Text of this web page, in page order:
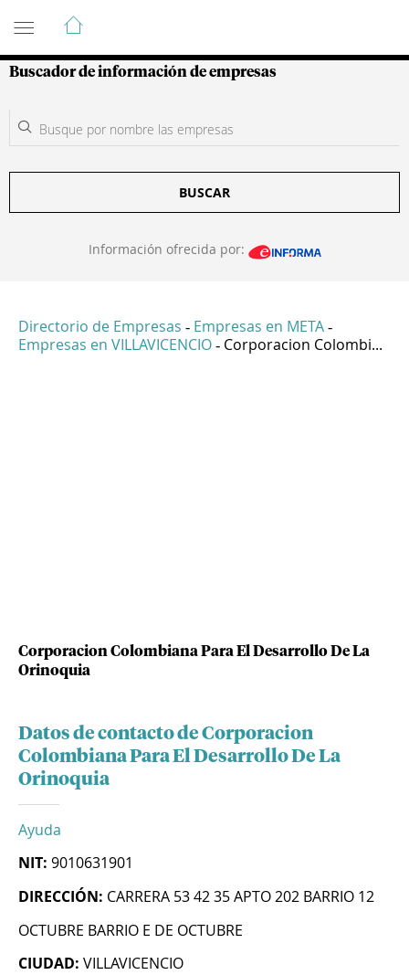
Guía de Empresas Colombianas
Buscador de información de empresas
BUSCAR
Información ofrecida por:
Directorio de Empresas - Empresas en META -
Empresas en VILLAVICENCIO - Corporacion Colombi...
Corporacion Colombiana Para El Desarrollo De La
Orinoquia
Datos de contacto de Corporacion
Colombiana Para El Desarrollo De La
Orinoquia
Ayuda
NIT: 9010631901
DIRECCIÓN: CARRERA 53 42 35 APTO 202 BARRIO 12
OCTUBRE BARRIO E DE OCTUBRE
CIUDAD: VILLAVICENCIO